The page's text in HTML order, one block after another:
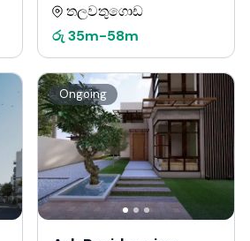
තලවතුගොඩ
රු 35m-58m
Ongoing